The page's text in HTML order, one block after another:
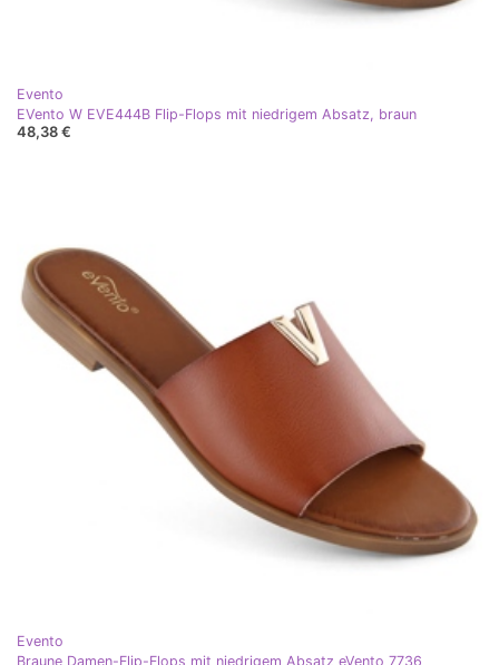
Evento
EVento W EVE444B Flip-Flops mit niedrigem Absatz, braun
48,38 €
Evento
Braune Damen-Flip-Flops mit niedrigem Absatz eVento 7736